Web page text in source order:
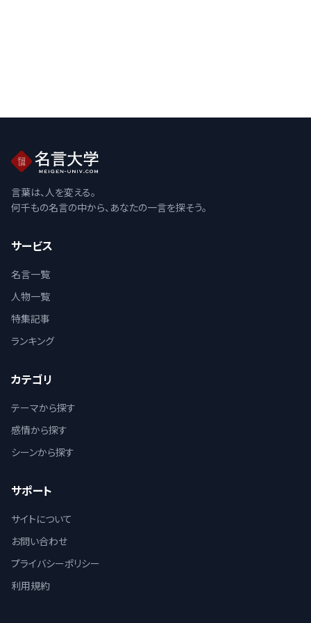
言葉は、人を変える。
何千もの名言の中から、あなたの一言を探そう。
サービス
名言一覧
人物一覧
特集記事
ランキング
カテゴリ
テーマから探す
感情から探す
シーンから探す
サポート
サイトについて
お問い合わせ
プライバシーポリシー
利用規約